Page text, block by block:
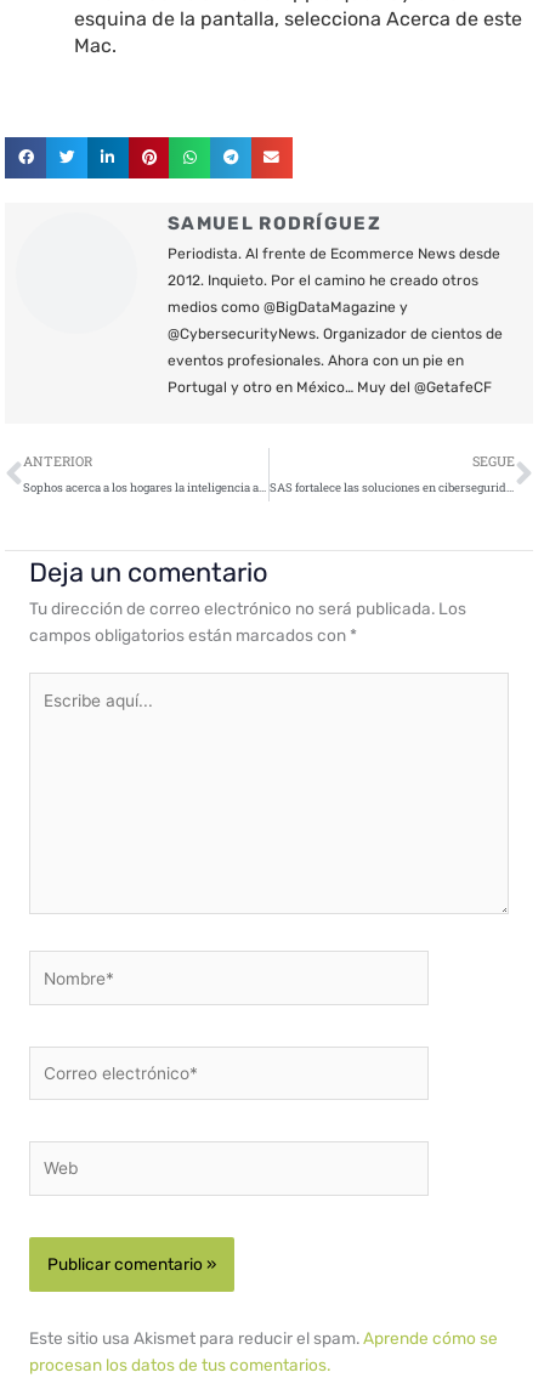
esquina de la pantalla, selecciona Acerca de este
Mac.
SAMUEL RODRÍGUEZ
Periodista. Al frente de Ecommerce News desde
2012. Inquieto. Por el camino he creado otros
medios como @BigDataMagazine y
@CybersecurityNews. Organizador de cientos de
eventos profesionales. Ahora con un pie en
Portugal y otro en México… Muy del @GetafeCF
Ant
ANTERIOR
Sophos acerca a los hogares la inteligencia artificial predictiva para evitar los ciberataques
SEGUE
SAS fortalece las soluciones en ciberseguridad con su White Box de Inteligencia Artificial
Deja un comentario
Tu dirección de correo electrónico no será publicada. Los
campos obligatorios están marcados con *
aquí...
electrónico*
Este sitio usa Akismet para reducir el spam.Aprende cómo se
procesan los datos de tus comentarios.